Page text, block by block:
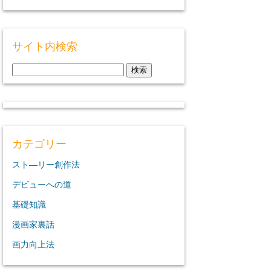
サイト内検索
索:
カテゴリー
スト―リー創作法
デビューへの道
基礎知識
漫画家裏話
画力向上法